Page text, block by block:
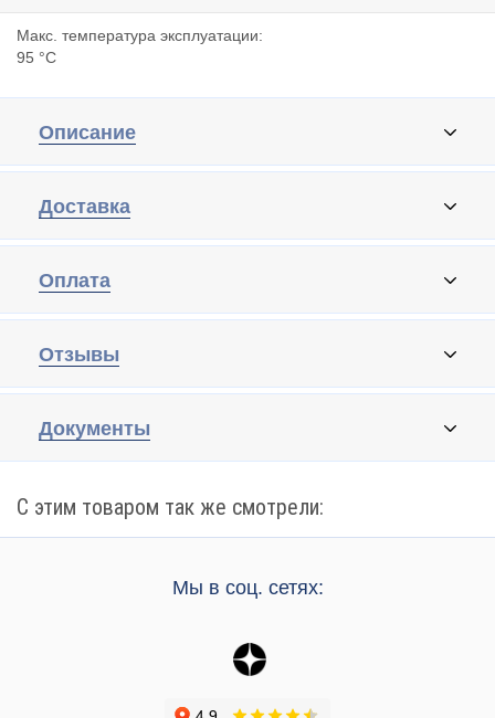
Макс. температура эксплуатации:
95 °C
Описание
Доставка
Оплата
Отзывы
Документы
С этим товаром так же смотрели:
Мы в соц. сетях: